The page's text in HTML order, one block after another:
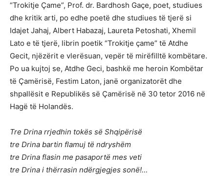
“Trokitje Çame”, Prof. dr. Bardhosh Gaçe, poet, studiues
dhe kritik arti, po edhe poetë dhe studiues të tjerë si
Idajet Jahaj, Albert Habazaj, Laureta Petoshati, Xhemil
Lato e të tjerë, librin poetik “Trokitje çame” të Atdhe
Gecit, njëzërit e vlerësuan, vepër të mirëfilltë kombëtare.
Po ua kujtoj se, Atdhe Geci, bashkë me heroin Kombëtar
të Çamërisë, Festim Laton, janë organizatorët dhe
shpallësit e Republikës së Çamërisë në 30 tetor 2016 në
Hagë të Holandës.
Tre Drina rrjedhin tokës së Shqipërisë
tre Drina bartin flamuj të ndryshëm
tre Drina flasin me pasaportë mes veti
tre Drina i thërrasin ndërgjegjes sonë!…